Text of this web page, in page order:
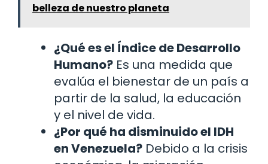
belleza de nuestro planeta
¿Qué es el Índice de Desarrollo
Humano? Es una medida que
evalúa el bienestar de un país a
partir de la salud, la educación
y el nivel de vida.
¿Por qué ha disminuido el IDH
en Venezuela? Debido a la crisis